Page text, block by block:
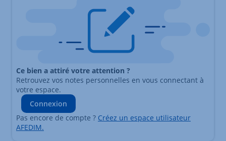
Ce bien a attiré votre attention ?
Retrouvez vos notes personnelles en vous connectant à
votre espace.
Connexion
Pas encore de compte ? Créez un espace utilisateur
AFEDIM.